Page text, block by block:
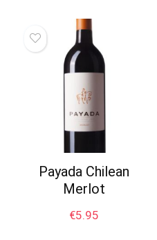
Payada Chilean
Merlot
€5.95